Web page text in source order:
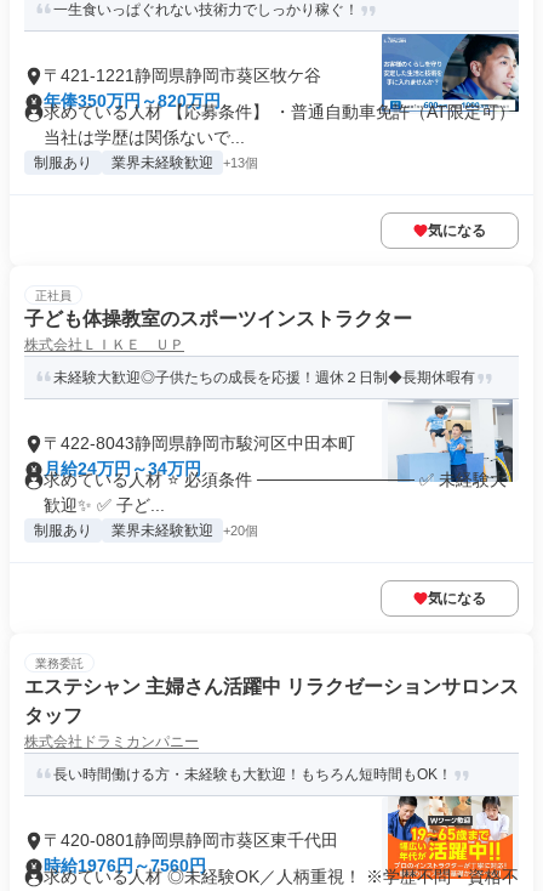
一生食いっぱぐれない技術力でしっかり稼ぐ！
〒421-1221静岡県静岡市葵区牧ケ谷
年俸350万円～820万円
求めている人材 【応募条件】 ・普通自動車免許（AT限定可）
当社は学歴は関係ないで...
制服あり 業界未経験歓迎 +13個
気になる
正社員
子ども体操教室のスポーツインストラクター
株式会社ＬＩＫＥ ＵＰ
未経験大歓迎◎子供たちの成長を応援！週休２日制◆長期休暇有
〒422-8043静岡県静岡市駿河区中田本町
月給24万円～34万円
求めている人材 ⭐ 必須条件 ───────────── ✅ 未経験大
歓迎✨ ✅ 子ど...
制服あり 業界未経験歓迎 +20個
気になる
業務委託
エステシャン 主婦さん活躍中 リラクゼーションサロンス
タッフ
株式会社ドラミカンパニー
長い時間働ける方・未経験も大歓迎！もちろん短時間もOK！
〒420-0801静岡県静岡市葵区東千代田
時給1976円～7560円
求めている人材 ◎未経験OK／人柄重視！ ※学歴不問・資格不